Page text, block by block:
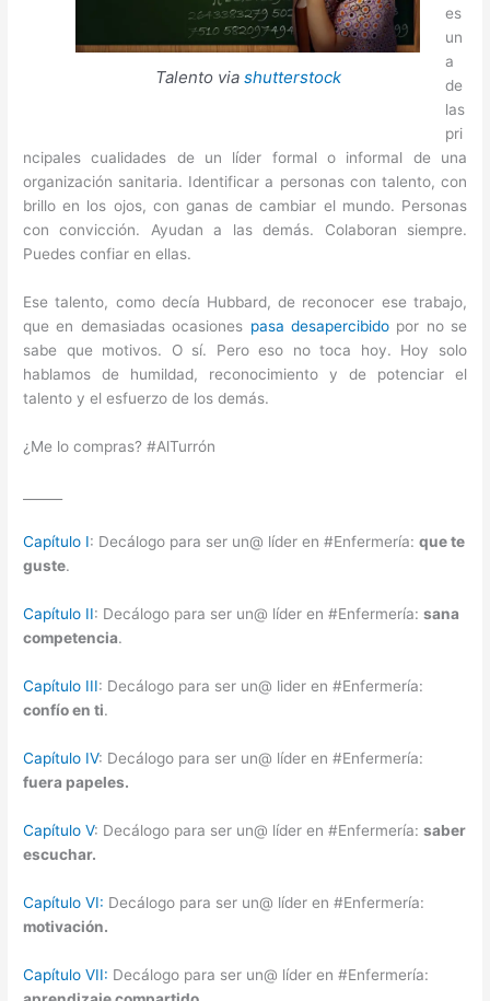
Talento via shutterstock
es
un
a
de
las
pri
ncipales cualidades de un líder formal o informal de una
organización sanitaria. Identificar a personas con talento, con
brillo en los ojos, con ganas de cambiar el mundo. Personas
con convicción. Ayudan a las demás. Colaboran siempre.
Puedes confiar en ellas.
Ese talento, como decía Hubbard, de reconocer ese trabajo,
que en demasiadas ocasiones pasa desapercibidopor no se
sabe que motivos. O sí. Pero eso no toca hoy. Hoy solo
hablamos de humildad, reconocimiento y de potenciar el
talento y el esfuerzo de los demás.
¿Me lo compras? #AlTurrón
Capítulo I: Decálogo para ser un@ líder en #Enfermería:que te
guste.
Capítulo II: Decálogo para ser un@ líder en #Enfermería:sana
competencia.
Capítulo III: Decálogo para ser un@ lider en #Enfermería:
confío en ti.
Capítulo IV: Decálogo para ser un@ líder en #Enfermería:
fuera papeles.
Capítulo V: Decálogo para ser un@ líder en #Enfermería:saber
escuchar.
Capítulo VI: Decálogo para ser un@ líder en #Enfermería:
motivación.
Capítulo VII: Decálogo para ser un@ líder en #Enfermería: